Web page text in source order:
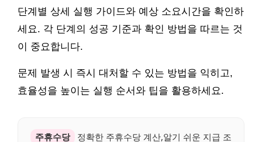
단계별 상세 실행 가이드와 예상 소요시간을 확인하
세요. 각 단계의 성공 기준과 확인 방법을 따르는 것
이 중요합니다.
문제 발생 시 즉시 대처할 수 있는 방법을 익히고,
효율성을 높이는 실행 순서와 팁을 활용하세요.
주휴수당
정확한 주휴수당 계산,알기 쉬운 지급 조